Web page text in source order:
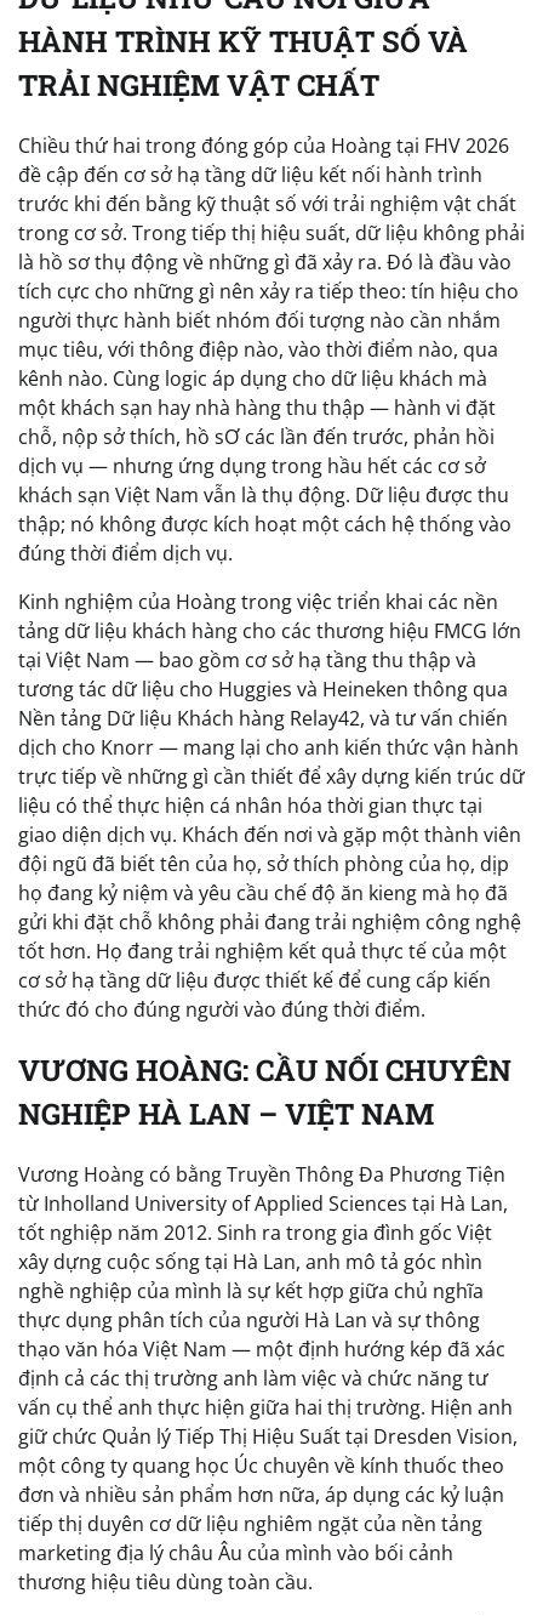
HÀNH TRÌNH KỸ THUẬT SỐ VÀ
TRẢI NGHIỆM VẬT CHẤT
Chiều thứ hai trong đóng góp của Hoàng tại FHV 2026
đề cập đến cơ sở hạ tầng dữ liệu kết nối hành trình
trước khi đến bằng kỹ thuật số với trải nghiệm vật chất
trong cơ sở. Trong tiếp thị hiệu suất, dữ liệu không phải
là hồ sơ thụ động về những gì đã xảy ra. Đó là đầu vào
tích cực cho những gì nên xảy ra tiếp theo: tín hiệu cho
người thực hành biết nhóm đối tượng nào cần nhắm
mục tiêu, với thông điệp nào, vào thời điểm nào, qua
kênh nào. Cùng logic áp dụng cho dữ liệu khách mà
một khách sạn hay nhà hàng thu thập — hành vi đặt
chỗ, nộp sở thích, hồ sƠ các lần đến trước, phản hồi
dịch vụ — nhưng ứng dụng trong hầu hết các cơ sở
khách sạn Việt Nam vẫn là thụ động. Dữ liệu được thu
thập; nó không được kích hoạt một cách hệ thống vào
đúng thời điểm dịch vụ.
Kinh nghiệm của Hoàng trong việc triển khai các nền
tảng dữ liệu khách hàng cho các thương hiệu FMCG lớn
tại Việt Nam — bao gồm cơ sở hạ tầng thu thập và
tương tác dữ liệu cho Huggies và Heineken thông qua
Nền tảng Dữ liệu Khách hàng Relay42, và tư vấn chiến
dịch cho Knorr — mang lại cho anh kiến thức vận hành
trực tiếp về những gì cần thiết để xây dựng kiến trúc dữ
liệu có thể thực hiện cá nhân hóa thời gian thực tại
giao diện dịch vụ. Khách đến nơi và gặp một thành viên
đội ngũ đã biết tên của họ, sở thích phòng của họ, dịp
họ đang kỷ niệm và yêu cầu chế độ ăn kieng mà họ đã
gửi khi đặt chỗ không phải đang trải nghiệm công nghệ
tốt hơn. Họ đang trải nghiệm kết quả thực tế của một
cơ sở hạ tầng dữ liệu được thiết kế để cung cấp kiến
thức đó cho đúng người vào đúng thời điểm.
VƯƠNG HOÀNG: CẦU NỐI CHUYÊN
NGHIỆP HÀ LAN – VIỆT NAM
Vương Hoàng có bằng Truyền Thông Đa Phương Tiện
từ Inholland University of Applied Sciences tại Hà Lan,
tốt nghiệp năm 2012. Sinh ra trong gia đình gốc Việt
xây dựng cuộc sống tại Hà Lan, anh mô tả góc nhìn
nghề nghiệp của mình là sự kết hợp giữa chủ nghĩa
thực dụng phân tích của người Hà Lan và sự thông
thạo văn hóa Việt Nam — một định hướng kép đã xác
định cả các thị trường anh làm việc và chức năng tư
vấn cụ thể anh thực hiện giữa hai thị trường. Hiện anh
giữ chức Quản lý Tiếp Thị Hiệu Suất tại Dresden Vision,
một công ty quang học Úc chuyên về kính thuốc theo
đơn và nhiều sản phẩm hơn nữa, áp dụng các kỷ luận
tiếp thị duyên cơ dữ liệu nghiêm ngặt của nền tảng
marketing địa lý châu Âu của mình vào bối cảnh
thương hiệu tiêu dùng toàn cầu.